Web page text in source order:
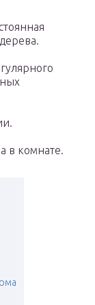
в комнате.